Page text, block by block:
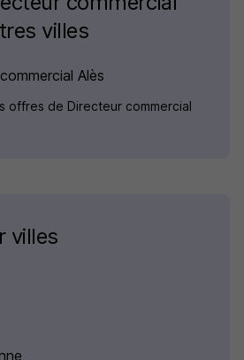
villes
Alès
offres de Directeur commercial
villes